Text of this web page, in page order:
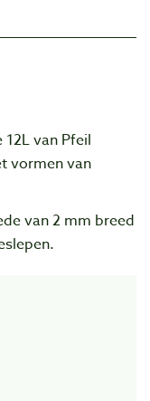
van Pfeil
vormen van
van 2 mm breed